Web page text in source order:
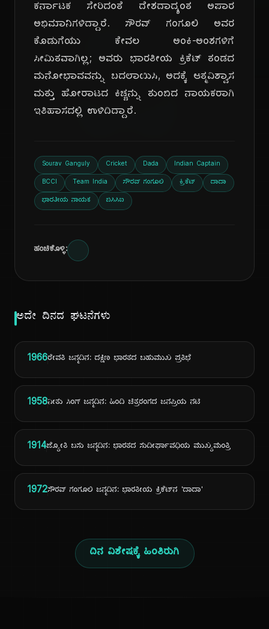
ದಿ
ಕರ್ನಾಟಕ ಸೇರಿದಂತೆ ದೇಶದಾದ್ಯಂತ ಅಪಾರ
ಅಭಿಮಾನಿಗಳಿದ್ದಾರೆ. ಸೌರವ್ ಗಂಗೂಲಿ ಅವರ
ಕೊಡುಗೆಯು ಕೇವಲ ಅಂಕಿ-ಅಂಶಗಳಿಗೆ
ಸೀಮಿತವಾಗಿಲ್ಲ; ಅವರು ಭಾರತೀಯ ಕ್ರಿಕೆಟ್ ತಂಡದ
ಮನೋಭಾವವನ್ನು ಬದಲಾಯಿಸಿ, ಅದಕ್ಕೆ ಆತ್ಮವಿಶ್ವಾಸ
ಮತ್ತು ಹೋರಾಟದ ಕಿಚ್ಚನ್ನು ತುಂಬಿದ ನಾಯಕರಾಗಿ
ಇತಿಹಾಸದಲ್ಲಿ ಉಳಿದಿದ್ದಾರೆ.
Sourav Ganguly Cricket Dada Indian Captain
BCCI Team India ಸೌರವ್ ಗಂಗೂಲಿ ಕ್ರಿಕೆಟ್ ದಾದಾ
ಭಾರತೀಯ ನಾಯಕ ಬಿಸಿಸಿಐ
ಹಂಚಿಕೊಳ್ಳಿ:
ಅದೇ ದಿನದ ಘಟನೆಗಳು
1966ರೇವತಿ ಜನ್ಮದಿನ: ದಕ್ಷಿಣ ಭಾರತದ ಬಹುಮುಖ ಪ್ರತಿಭೆ
1958ನೀತು ಸಿಂಗ್ ಜನ್ಮದಿನ: ಹಿಂದಿ ಚಿತ್ರರಂಗದ ಜನಪ್ರಿಯ ನಟಿ
1914ಜ್ಯೋತಿ ಬಸು ಜನ್ಮದಿನ: ಭಾರತದ ಸುದೀರ್ಘಾವಧಿಯ ಮುಖ್ಯಮಂತ್ರಿ
1972ಸೌರವ್ ಗಂಗೂಲಿ ಜನ್ಮದಿನ: ಭಾರತೀಯ ಕ್ರಿಕೆಟ್‌ನ 'ದಾದಾ'
ದಿನ ವಿಶೇಷಕ್ಕೆ ಹಿಂತಿರುಗಿ